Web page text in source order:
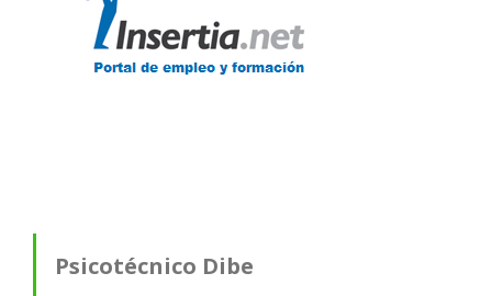
Psicotécnico Dibe